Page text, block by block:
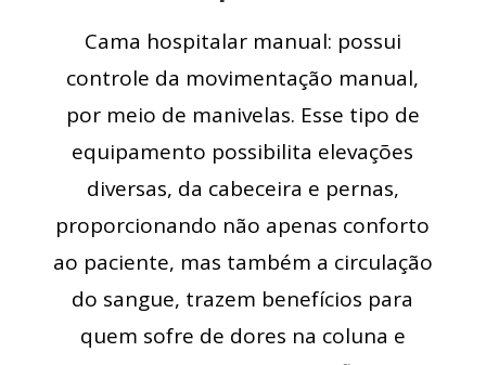
Cama hospitalar manual: possui
controle da movimentação manual,
por meio de manivelas. Esse tipo de
equipamento possibilita elevações
diversas, da cabeceira e pernas,
proporcionando não apenas conforto
ao paciente, mas também a circulação
do sangue, trazem benefícios para
quem sofre de dores na coluna e